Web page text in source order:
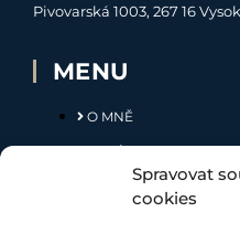
Spravovat
cookies
Pivovarská 1003, 267 16
MENU
O MNĚ
MOJE SLUŽBY